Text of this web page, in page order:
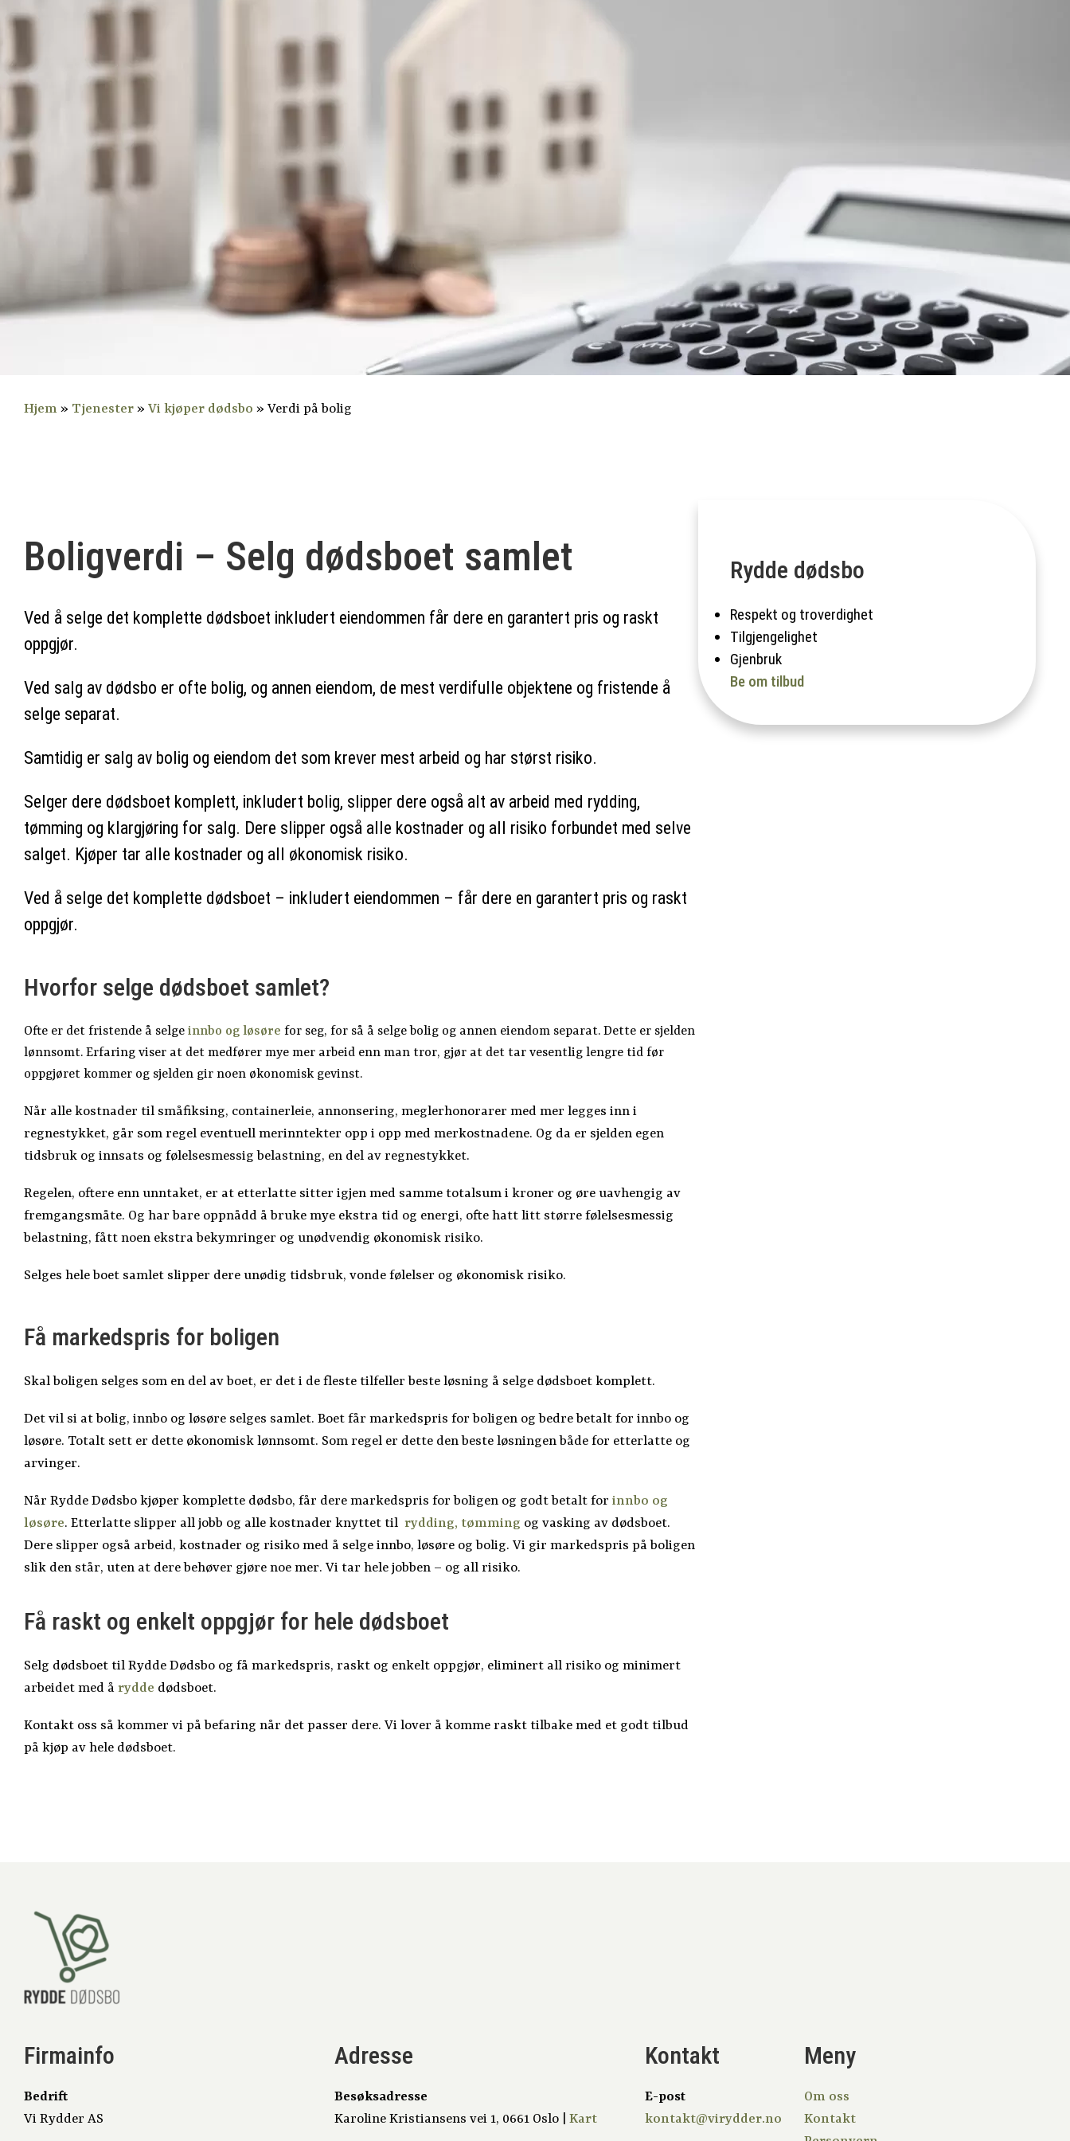
Hjem » Tjenester » Vi kjøper dødsbo » Verdi på bolig
Boligverdi – Selg dødsboet samlet
Ved å selge det komplette dødsboet inkludert eiendommen får dere en garantert pris og raskt
oppgjør.
Ved salg av dødsbo er ofte bolig, og annen eiendom, de mest verdifulle objektene og fristende å
selge separat.
Samtidig er salg av bolig og eiendom det som krever mest arbeid og har størst risiko.
Selger dere dødsboet komplett, inkludert bolig, slipper dere også alt av arbeid med rydding,
tømming og klargjøring for salg. Dere slipper også alle kostnader og all risiko forbundet med selve
salget. Kjøper tar alle kostnader og all økonomisk risiko.
Ved å selge det komplette dødsboet – inkludert eiendommen – får dere en garantert pris og raskt
oppgjør.
Hvorfor selge dødsboet samlet?
Ofte er det fristende å selge innbo og løsøre for seg, for så å selge bolig og annen eiendom separat. Dette er sjelden
lønnsomt. Erfaring viser at det medfører mye mer arbeid enn man tror, gjør at det tar vesentlig lengre tid før
oppgjøret kommer og sjelden gir noen økonomisk gevinst.
Når alle kostnader til småfiksing, containerleie, annonsering, meglerhonorarer med mer legges inn i
regnestykket, går som regel eventuell merinntekter opp i opp med merkostnadene. Og da er sjelden egen
tidsbruk og innsats og følelsesmessig belastning, en del av regnestykket.
Regelen, oftere enn unntaket, er at etterlatte sitter igjen med samme totalsum i kroner og øre uavhengig av
fremgangsmåte. Og har bare oppnådd å bruke mye ekstra tid og energi, ofte hatt litt større følelsesmessig
belastning, fått noen ekstra bekymringer og unødvendig økonomisk risiko.
Selges hele boet samlet slipper dere unødig tidsbruk, vonde følelser og økonomisk risiko.
Få markedspris for boligen
Skal boligen selges som en del av boet, er det i de fleste tilfeller beste løsning å selge dødsboet komplett.
Det vil si at bolig, innbo og løsøre selges samlet. Boet får markedspris for boligen og bedre betalt for innbo og
løsøre. Totalt sett er dette økonomisk lønnsomt. Som regel er dette den beste løsningen både for etterlatte og
arvinger.
Når Rydde Dødsbo kjøper komplette dødsbo, får dere markedspris for boligen og godt betalt for innbo og
løsøre. Etterlatte slipper all jobb og alle kostnader knyttet til rydding, tømming og vasking av dødsboet.
Dere slipper også arbeid, kostnader og risiko med å selge innbo, løsøre og bolig. Vi gir markedspris på boligen
slik den står, uten at dere behøver gjøre noe mer. Vi tar hele jobben – og all risiko.
Få raskt og enkelt oppgjør for hele dødsboet
Selg dødsboet til Rydde Dødsbo og få markedspris, raskt og enkelt oppgjør, eliminert all risiko og minimert
arbeidet med å rydde dødsboet.
Kontakt oss så kommer vi på befaring når det passer dere. Vi lover å komme raskt tilbake med et godt tilbud
på kjøp av hele dødsboet.
Rydde dødsbo
Respekt og troverdighet
Tilgjengelighet
Gjenbruk
Be om tilbud
Firmainfo
Bedrift
Vi Rydder AS
Adresse
Besøksadresse
Karoline Kristiansens vei 1, 0661 Oslo | Kart
Kontakt
E-post
kontakt@virydder.no
Meny
Om oss
Kontakt